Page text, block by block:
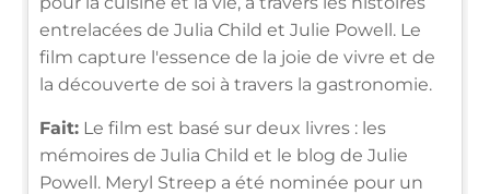
entrelacées de Julia Child et Julie Powell. Le
film capture l'essence de la joie de vivre et de
la découverte de soi à travers la gastronomie.
Fait: Le film est basé sur deux livres : les
mémoires de Julia Child et le blog de Julie
Powell. Meryl Streep a été nominée pour un